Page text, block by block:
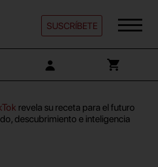
SUSCRÍBETE
revela su receta para el futuro
descubrimiento e inteligencia